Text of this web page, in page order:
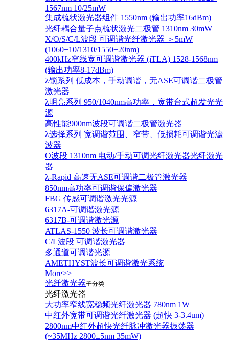
1567nm 10/25mW
集成梳状激光器组件 1550nm (输出功率16dBm)
光纤耦合量子点梳状激光二极管 1310nm 30mW
X/O/S/C/L波段 可调谐光纤激光器 ＞5mW
(1060±10/1310/1550±20nm)
400kHz窄线宽可调谐激光器 (iTLA) 1528-1568nm
(输出功率8-17dBm)
λ锁系列 低成本，手动调谐，无ASE可调谐二极管
激光器
λ明亮系列 950/1040nm高功率，宽带台式超发光光
源
高性能900nm波段可调谐二极管激光器
λ选择系列 宽调谐范围、窄带、低损耗可调谐光滤
波器
O波段 1310nm 电动/手动可调光纤激光器光纤激光
器
λ-Rapid 高速无ASE可调谐二极管激光器
850nm高功率可调谐保偏激光器
FBG 传感可调谐激光光源
6317A-可调谐激光源
6317B-可调谐激光源
ATLAS-1550 波长可调谐激光器
C/L波段 可调谐激光器
多通道可调谐光源
AMETHYST波长可调谐激光系统
More>>
光纤激光器子分类
光纤激光器
大功率窄线宽稳频光纤激光器 780nm 1W
中红外宽带可调谐光纤激光器 (超快 3-3.4um)
2800nm中红外超快光纤脉冲激光器振荡器
(~35MHz 2800±5nm 35mW)